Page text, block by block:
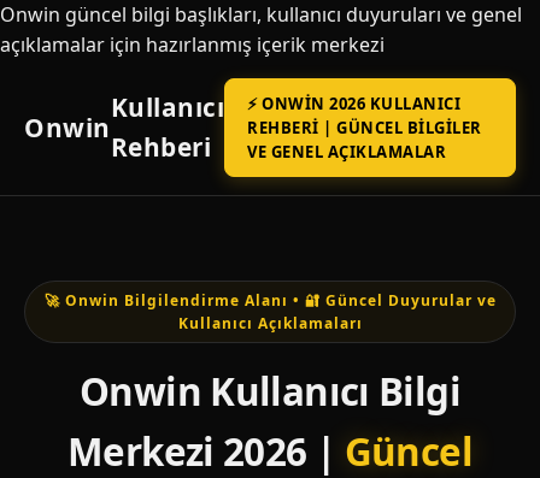
Onwin güncel bilgi başlıkları, kullanıcı duyuruları ve genel
açıklamalar için hazırlanmış içerik merkezi
Onwin
Kullanıcı
Rehberi
⚡ ONWIN 2026 KULLANICI
REHBERI | GÜNCEL BILGILER
VE GENEL AÇIKLAMALAR
🚀 Onwin Bilgilendirme Alanı • 🔐 Güncel Duyurular ve
Kullanıcı Açıklamaları
Onwin Kullanıcı Bilgi
Merkezi 2026 | Güncel